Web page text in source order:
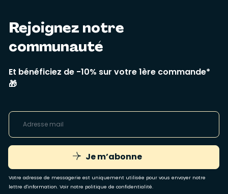
Rejoignez notre
communauté
Et bénéficiez de -10% sur votre 1ère commande*
🎁
Je m’abonne
Votre adresse de messagerie est uniquement utilisée pour vous envoyer notre
lettre d'information. Voir notre politique de confidentialité.